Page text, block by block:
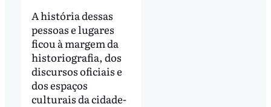
A história dessas
pessoas e lugares
ficou à margem da
historiografia, dos
discursos oficiais e
dos espaços
culturais da cidade-